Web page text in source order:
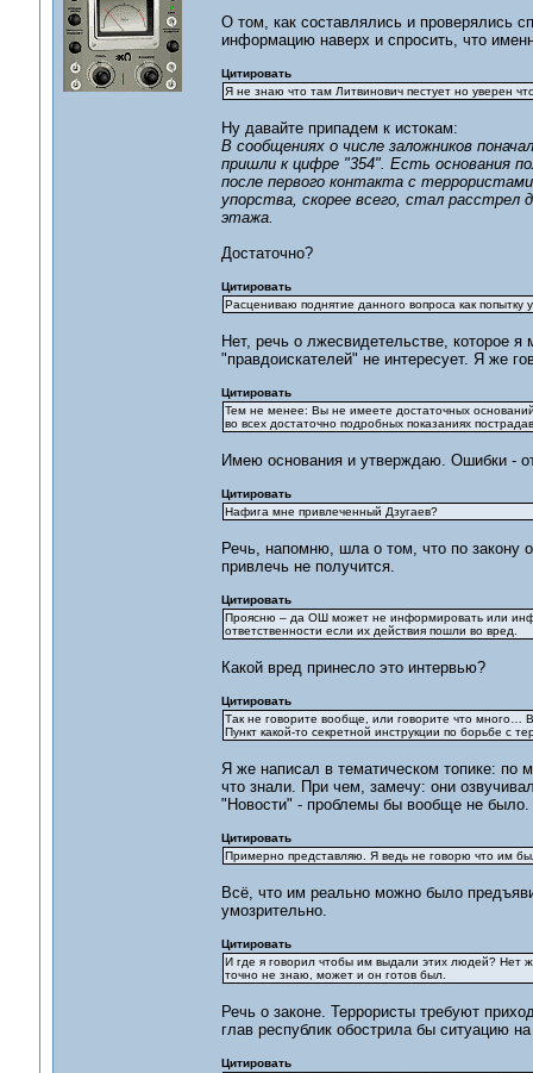
О том, как составлялись и проверялись
информацию наверх и спросить, что
Цитировать
Я не знаю что там Литвинович пестует но уверен
Ну давайте припадем к истокам:
В сообщениях о числе заложников
пришли к цифре "354". Есть основания
после первого контакта с
упорства, скорее всего, стал расстрел
этажа.
Достаточно?
Цитировать
Расцениваю поднятие данного вопроса как попытку
Нет, речь о лжесвидетельстве, которое
"правдоискателей" не интересует. Я же
Цитировать
Тем не менее: Вы не имеете достаточных
во всех достаточно подробных показаниях
Имею основания и утверждаю. Ошибки -
Цитировать
Нафига мне привлеченный Дзугаев?
Речь, напомню, шла о том, что по закону
привлечь не получится.
Цитировать
Проясню – да ОШ может не информировать или
ответственности если их действия пошли во вред.
Какой вред принесло это интервью?
Цитировать
Так не говорите вообще, или говорите что много…
Пункт какой-то секретной инструкции по борьбе с
Я же написал в тематическом топике:
что знали. При чем, замечу: они
"Новости" - проблемы бы вообще не было.
Цитировать
Примерно представляю. Я ведь не говорю что им
Всё, что им реально можно было
умозрительно.
Цитировать
И где я говорил чтобы им выдали этих людей? Нет
точно не знаю, может и он готов был.
Речь о законе. Террористы требуют
глав республик обострила бы ситуацию
Цитировать